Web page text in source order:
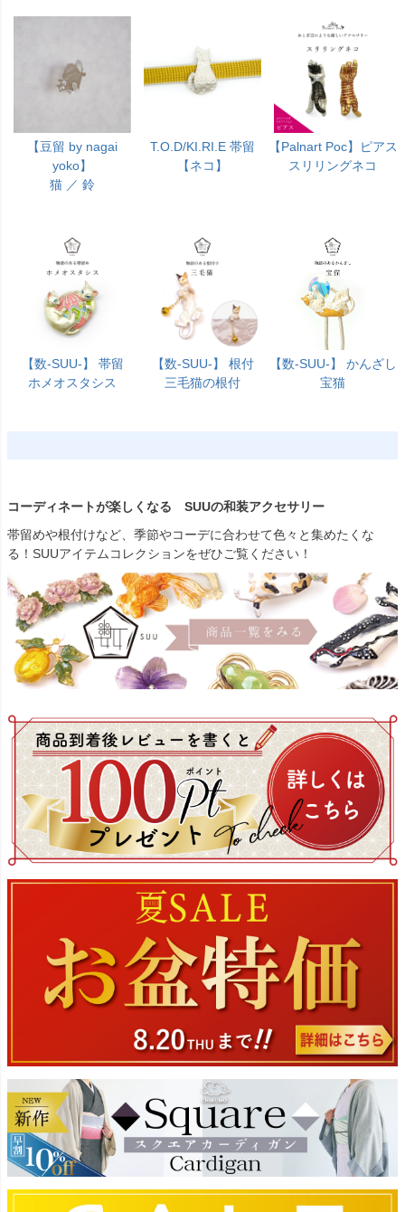
【豆留 by nagai
yoko】
猫 ／ 鈴
T.O.D/KI.RI.E 帯留
【ネコ】
【Palnart Poc】ピアス
スリリングネコ
【数-SUU-】 帯留
ホメオスタシス
【数-SUU-】 根付
三毛猫の根付
【数-SUU-】 かんざし
宝猫
コーディネートが楽しくなる SUUの和装アクセサリー
帯留めや根付けなど、季節やコーデに合わせて色々と集めたくな
る！SUUアイテムコレクションをぜひご覧ください！